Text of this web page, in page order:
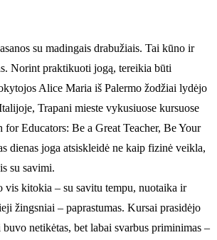
su madingais drabužiais. Tai kūno ir
Norint praktikuoti jogą, tereikia būti
Alice Maria iš Palermo žodžiai lydėjo
Trapani mieste vykusiuose kursuose
for Educators: Be a Great Teacher, Be Your
dienas joga atsiskleidė ne kaip fizinė veikla,
su savimi.
vis kitokia – su savitu tempu, nuotaika ir
žingsniai – paprastumas. Kursai prasidėjo
netikėtas, bet labai svarbus priminimas –